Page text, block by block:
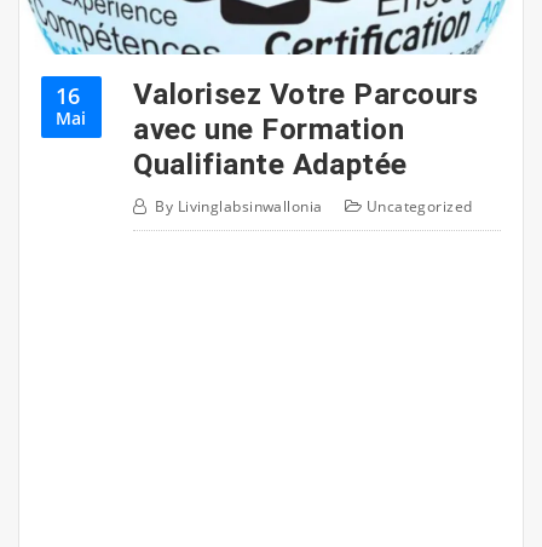
16
Mai
Valorisez Votre Parcours
avec une Formation
Qualifiante Adaptée
By Livinglabsinwallonia Uncategorized